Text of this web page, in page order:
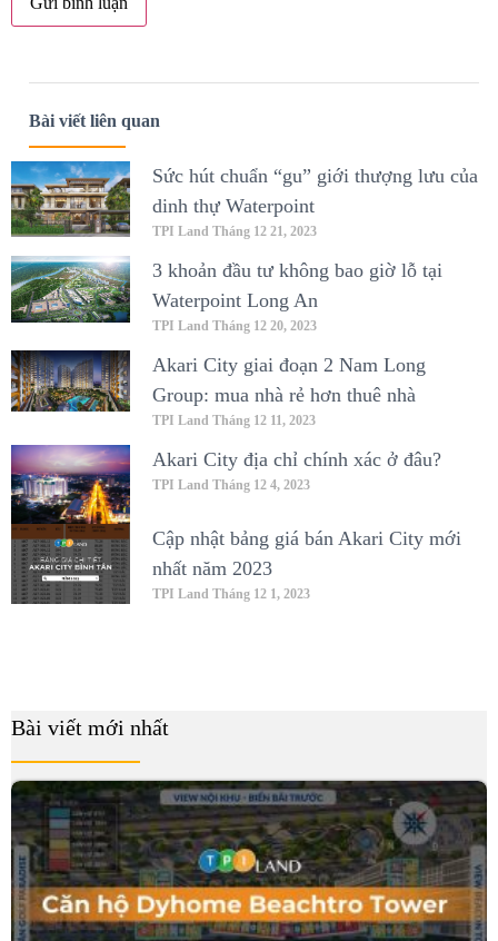
Bài viết liên quan
Sức hút chuẩn “gu” giới thượng lưu của
dinh thự Waterpoint
TPI Land Tháng 12 21, 2023
3 khoản đầu tư không bao giờ lỗ tại
Waterpoint Long An
TPI Land Tháng 12 20, 2023
Akari City giai đoạn 2 Nam Long
Group: mua nhà rẻ hơn thuê nhà
TPI Land Tháng 12 11, 2023
Akari City địa chỉ chính xác ở đâu?
TPI Land Tháng 12 4, 2023
Cập nhật bảng giá bán Akari City mới
nhất năm 2023
TPI Land Tháng 12 1, 2023
Bài viết mới nhất